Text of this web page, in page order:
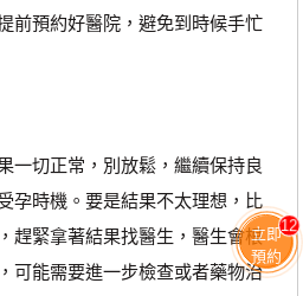
前預約好醫院，避免到時候手忙
切正常，別放鬆，繼續保持良
孕時機。要是結果不太理想，比
趕緊拿著結果找醫生，醫生會根
可能需要進一步檢查或者藥物治
立即
預約
12